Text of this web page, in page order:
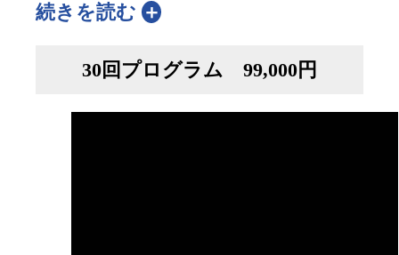
続きを読む
30回プログラム 99,000円